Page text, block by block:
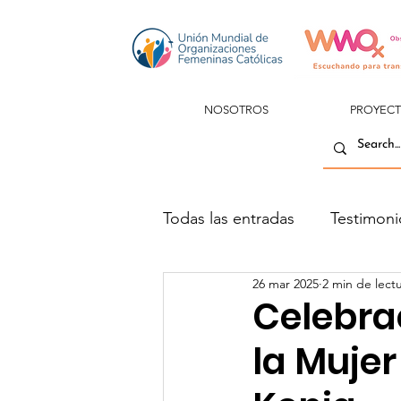
NOSOTROS
Todas las entradas
la
26 mar 2025 2 min de